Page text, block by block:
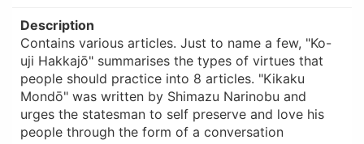
Description
Contains various articles. Just to name a few, "Ko-
uji Hakkajō" summarises the types of virtues that
people should practice into 8 articles. "Kikaku
Mondō" was written by Shimazu Narinobu and
urges the statesman to self preserve and love his
people through the form of a conversation